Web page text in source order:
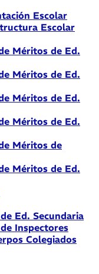
Escolar
Escolar
Méritos de Ed.
Méritos de Ed.
Méritos de Ed.
Méritos de Ed.
Méritos de
Méritos de Ed.
Ed. Secundaria
Inspectores
Colegiados